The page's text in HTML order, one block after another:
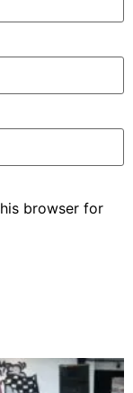
browser for